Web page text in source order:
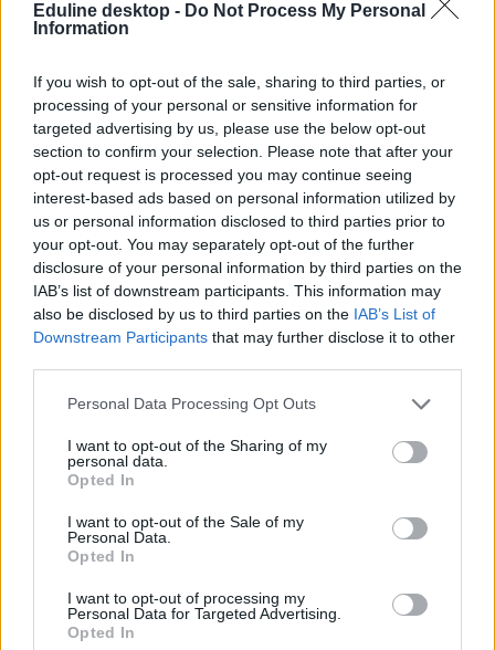
Eduline desktop - Do Not Process My Personal
Information
If you wish to opt-out of the sale, sharing to third parties, or
processing of your personal or sensitive information for
targeted advertising by us, please use the below opt-out
section to confirm your selection. Please note that after your
opt-out request is processed you may continue seeing
interest-based ads based on personal information utilized by
us or personal information disclosed to third parties prior to
your opt-out. You may separately opt-out of the further
disclosure of your personal information by third parties on the
IAB’s list of downstream participants. This information may
also be disclosed by us to third parties on the IAB’s List of
Downstream Participants that may further disclose it to other
Personal Data Processing Opt Outs
I want to opt-out of the Sharing of my
personal data.
Opted In
I want to opt-out of the Sale of my
Personal Data.
Opted In
I want to opt-out of processing my
Personal Data for Targeted Advertising.
Opted In
belföld
középiskolai felvételi 2019
központi felvételi 2019